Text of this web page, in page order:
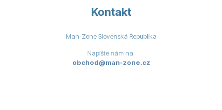
Kontakt
Man-Zone Slovenská Republika
Napíšte nám na:
obchod@man-zone.cz